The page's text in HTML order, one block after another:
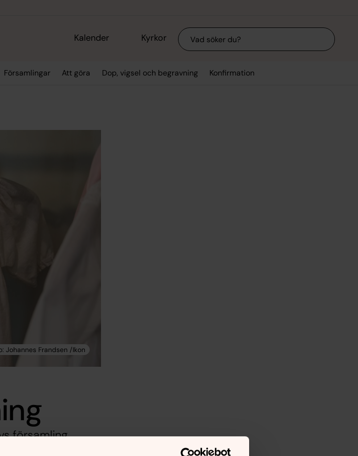
Kalender Kyrkor Sök
Församlingar Att göra Dop, vigsel och begravning Konfirmation
församling.